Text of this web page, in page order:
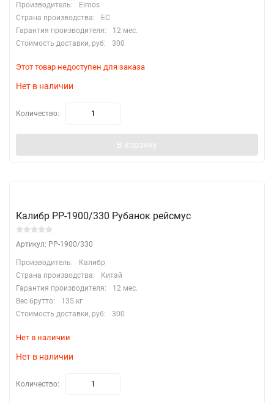
Производитель:
Elmos
Страна производства:
EC
Гарантия производителя:
12 мес.
Стоимость доставки, руб:
300
Этот товар недоступен для заказа
Нет в наличии
Количество:
В корзину
Калибр РР-1900/330 Рубанок рейсмус
Артикул: РР-1900/330
Производитель:
Калибр
Страна производства:
Китай
Гарантия производителя:
12 мес.
Вес брутто:
135 кг
Стоимость доставки, руб:
300
Нет в наличии
Нет в наличии
Количество: